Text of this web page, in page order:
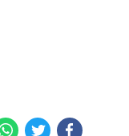
Facebook